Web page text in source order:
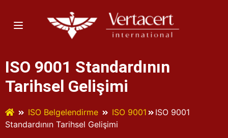
ISO 9001 Standardının
Tarihsel Gelişimi
ISO Belgelendirme ISO 9001
ISO 9001
Standardının Tarihsel Gelişimi